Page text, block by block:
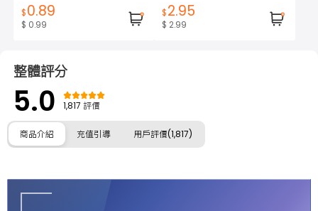
$0.89
$ 0.99
$2.95
$ 2.99
整體評分
5.0 1,817 評價
商品介紹 充值引導 用戶評價(1,817)